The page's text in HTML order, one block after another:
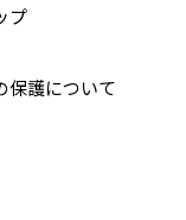
プ
保護について